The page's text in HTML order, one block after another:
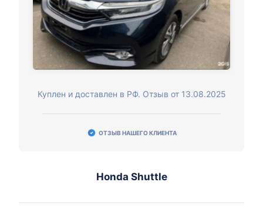
Куплен и доставлен в РФ. Отзыв от 13.08.2025
ОТЗЫВ НАШЕГО КЛИЕНТА
Honda Shuttle